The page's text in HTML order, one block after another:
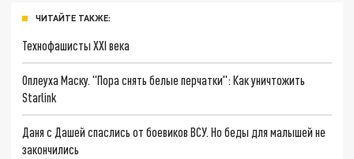
ЧИТАЙТЕ ТАКЖЕ:
Технофашисты XXI века
Оплеуха Маску. "Пора снять белые перчатки": Как уничтожить
Starlink
Даня с Дашей спаслись от боевиков ВСУ. Но беды для малышей не
закончились